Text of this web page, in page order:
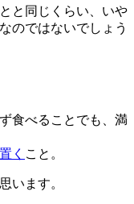
と同じくらい、いや
のではないでしょう
食べることでも、満
く こと。
います。